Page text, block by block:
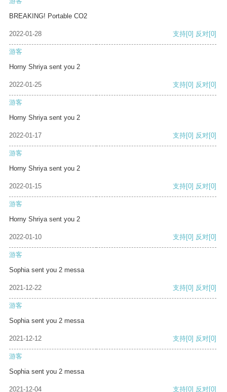
BREAKING! Portable CO2
2022-01-28 支持[0] 反对[0]
游客
Horny Shriya sent you 2
2022-01-25 支持[0] 反对[0]
游客
Horny Shriya sent you 2
2022-01-17 支持[0] 反对[0]
游客
Horny Shriya sent you 2
2022-01-15 支持[0] 反对[0]
游客
Horny Shriya sent you 2
2022-01-10 支持[0] 反对[0]
游客
Sophia sent you 2 messa
2021-12-22 支持[0] 反对[0]
游客
Sophia sent you 2 messa
2021-12-12 支持[0] 反对[0]
游客
Sophia sent you 2 messa
2021-12-04 支持[0] 反对[0]